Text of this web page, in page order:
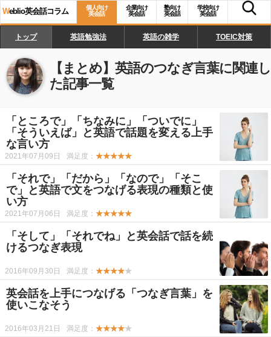
Weblio英会話コラム
個人向け
英会話
企業向け
英会話
塾向け
英会話
学校向け
英会話
トップ 英語勉強法 英語の雑学 TOEIC対策
【まとめ】 英語のつなぎ言葉に関連し
た記事一覧
「ところで」「ちなみに」「ついでに」
「そういえば」と英語で話題を変える上手
な言い方
2021年07月09日 満足度： ★★★★★
「それで」「だから」「なので」「そこ
で」と英語で文をつなげる表現の種類と使
い方
2021年07月06日 満足度： ★★★★★
「そして」「それでね」と英会話で話を続
けるつなぎ表現
2016年09月30日 満足度： ★★★★★
英会話を上手につなげる「つなぎ言葉」を
使いこなそう
2016年03月21日 満足度： ★★★★★